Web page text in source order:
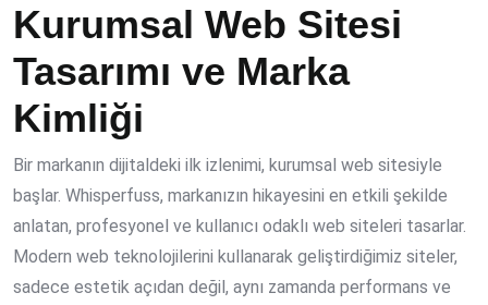
Kurumsal Web Sitesi
Tasarımı ve Marka
Kimliği
Bir markanın dijitaldeki ilk izlenimi, kurumsal web sitesiyle
başlar. Whisperfuss, markanızın hikayesini en etkili şekilde
anlatan, profesyonel ve kullanıcı odaklı web siteleri tasarlar.
Modern web teknolojilerini kullanarak geliştirdiğimiz siteler,
sadece estetik açıdan değil, aynı zamanda performans ve